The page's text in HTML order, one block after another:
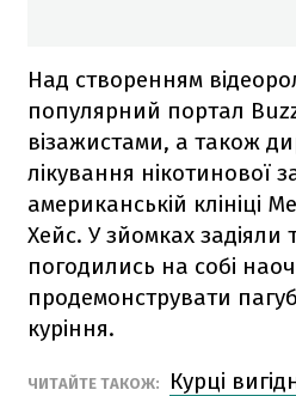
Над створенням
популярний портал
візажистами, а також
лікування нікотинової
американській клініці
Хейс. У зйомках задіяли
погодились на собі
продемонструвати
куріння.
ЧИТАЙТЕ ТАКОЖ: Курці